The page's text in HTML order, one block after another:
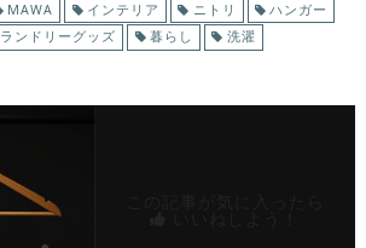
MAWA インテリア ニトリ
ハンガー
ランドリーグッズ 暮らし
洗濯